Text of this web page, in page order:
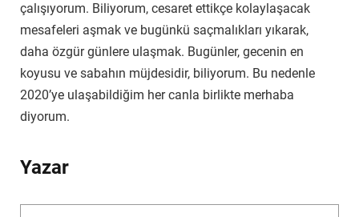
çalışıyorum. Biliyorum, cesaret ettikçe kolaylaşacak
mesafeleri aşmak ve bugünkü saçmalıkları yıkarak,
daha özgür günlere ulaşmak. Bugünler, gecenin en
koyusu ve sabahın müjdesidir, biliyorum. Bu nedenle
2020’ye ulaşabildiğim her canla birlikte merhaba
diyorum.
Yazar